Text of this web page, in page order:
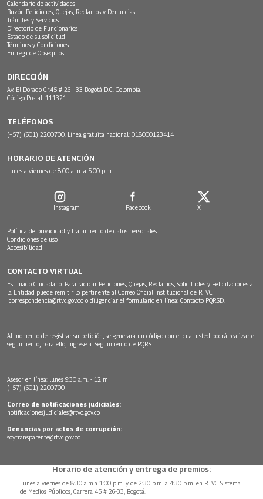
Calendario de actividades
Buzón Peticiones, Quejas, Reclamos y Denuncias
Trámites y Servicios
Directorio de Funcionarios
Estado de su solicitud
Términos y Condiciones
Entrega de Obsequios
DIRECCIÓN
Av. El Dorado Cr.45 # 26 - 33 Bogotá D.C. Colombia.
Código Postal: 111321
TELÉFONOS
(+57) (601) 2200700. Línea gratuita nacional: 018000123414
HORARIO DE ATENCIÓN
Lunes a viernes de 8:00 a.m. a 5:00 p.m.
Instagram Facebook X
Política de privacidad y tratamiento de datos personales
Condiciones de uso
Accesibilidad
CONTACTO VIRTUAL
Estimado Ciudadano: Para radicar Peticiones, Quejas, Reclamos, Solicitudes y Felicitaciones a
la Entidad puede remitir lo pertinente al Correo Oficial Institucional de RTVC
correspondencia@rtvc.gov.co o diligenciar el formulario en línea: Contacto PQRSD.
Al momento de registrar su petición, se generará un código con el cual usted podrá realizar el
seguimiento, para ello, ingrese a: Seguimiento de PQRS
Asesor en línea: lunes 9:30 a.m. - 12 m
(+57) (601) 2200700
Correo de notificaciones judiciales:
notificacionesjudiciales@rtvc.gov.co
Denuncias por actos de corrupción:
soytransparente@rtvc.gov.co
Horario de atención y entrega de premios:
Lunes a viernes de 8:30 a.m.a 1:00 p.m. y de 2:30 p.m. a 4:30 p.m. en RTVC Sistema
de Medios Públicos, Carrera 45 # 26-33, Bogotá.